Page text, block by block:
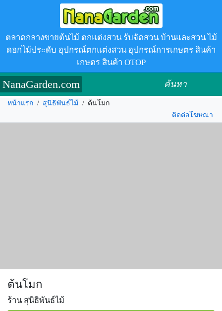
ตลาดกลางขายต้นไม้ ตกแต่งสวน รับจัดสวน บ้านและสวน ไม้
ดอกไม้ประดับ อุปกรณ์ตกแต่งสวน อุปกรณ์การเกษตร สินค้า
เกษตร สินค้า OTOP
NanaGarden.com ค้นหา
หน้าแรก / สุนิธิพันธ์ไม้ / ต้นโมก
ติดต่อโฆษณา
ต้นโมก
ร้าน สุนิธิพันธ์ไม้